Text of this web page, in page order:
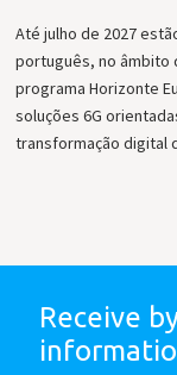
Até julho de 2027
português, no âmbito
programa Horizonte
soluções 6G
transformação digital
Receive